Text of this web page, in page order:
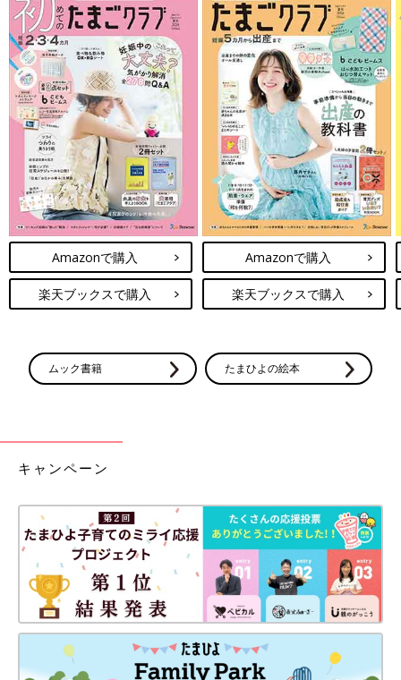
Amazonで購入
楽天ブックスで購入
Amazonで購入
楽天ブックスで購入
ムック書籍 たまひよの絵本
キャンペーン